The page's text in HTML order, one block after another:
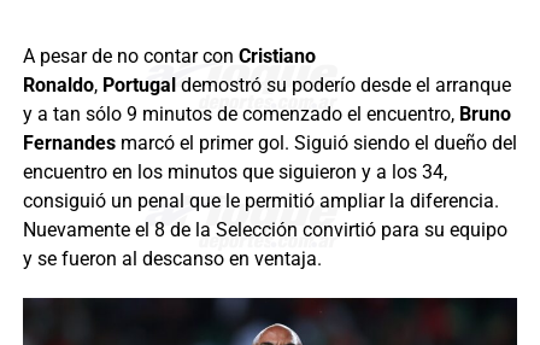
A pesar de no contar con Cristiano
Ronaldo, Portugal demostró su poderío desde el arranque
y a tan sólo 9 minutos de comenzado el encuentro, Bruno
Fernandes marcó el primer gol. Siguió siendo el dueño del
encuentro en los minutos que siguieron y a los 34,
consiguió un penal que le permitió ampliar la diferencia.
Nuevamente el 8 de la Selección convirtió para su equipo
y se fueron al descanso en ventaja.